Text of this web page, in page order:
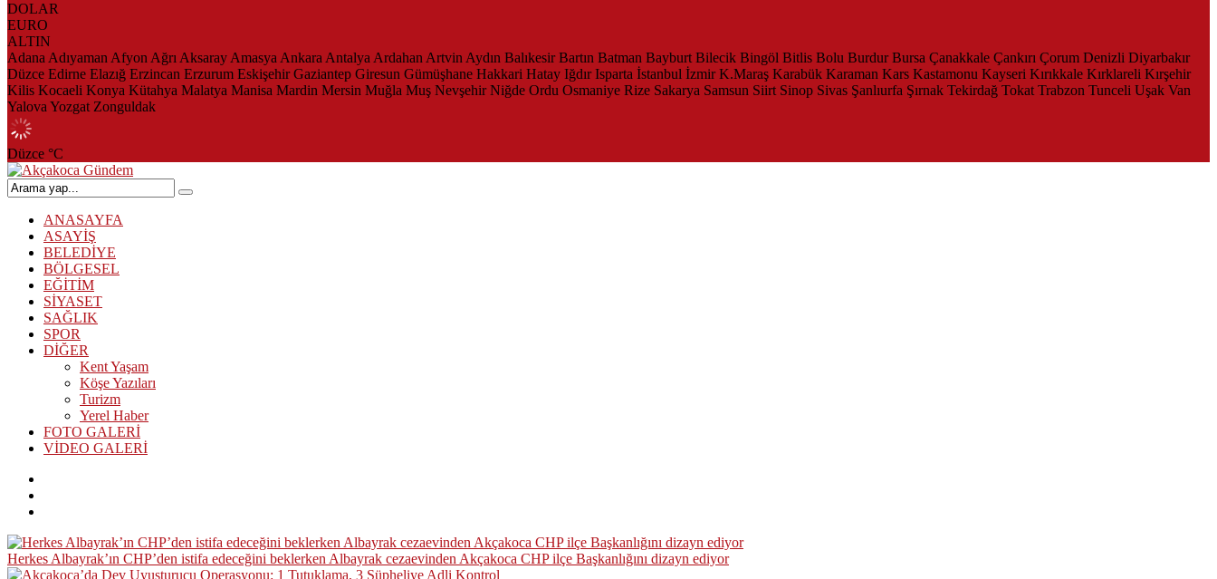
DOLAR
EURO
ALTIN
Adana Adıyaman Afyon Ağrı Aksaray Amasya Ankara Antalya Ardahan Artvin Aydın Balıkesir Bartın Batman Bayburt Bilecik Bingöl Bitlis Bolu Burdur Bursa Çanakkale Çankırı Çorum Denizli Diyarbakır
Düzce Edirne Elazığ Erzincan Erzurum Eskişehir Gaziantep Giresun Gümüşhane Hakkari Hatay Iğdır Isparta İstanbul İzmir K.Maraş Karabük Karaman Kars Kastamonu Kayseri Kırıkkale Kırklareli Kırşehir
Kilis Kocaeli Konya Kütahya Malatya Manisa Mardin Mersin Muğla Muş Nevşehir Niğde Ordu Osmaniye Rize Sakarya Samsun Siirt Sinop Sivas Şanlıurfa Şırnak Tekirdağ Tokat Trabzon Tunceli Uşak Van
Yalova Yozgat Zonguldak
Düzce °C
ANASAYFA
ASAYİŞ
BELEDİYE
BÖLGESEL
EĞİTİM
SİYASET
SAĞLIK
SPOR
DİĞER
Kent Yaşam
Köşe Yazıları
Turizm
Yerel Haber
FOTO GALERİ
VİDEO GALERİ
Herkes Albayrak’ın CHP’den istifa edeceğini beklerken Albayrak cezaevinden Akçakoca CHP ilçe Başkanlığını dizayn ediyor